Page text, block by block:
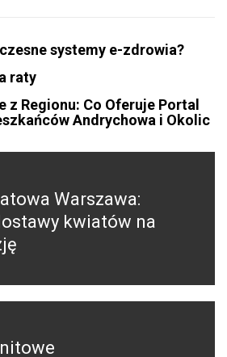
systemy e-zdrowia?
raty
z Regionu: Co Oferuje Portal
Andrychowa i Okolic
Warszawa:
kwiatów na